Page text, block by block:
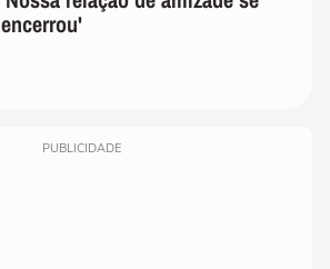
encerrou'
PUBLICIDADE